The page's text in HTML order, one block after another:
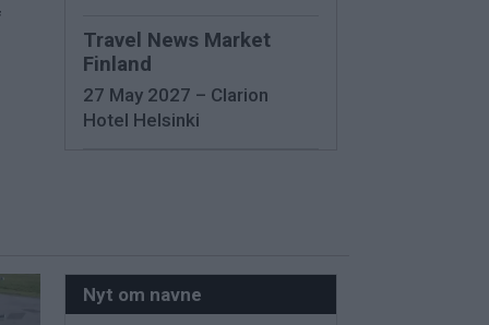
Travel News Market
Finland
27 May 2027 – Clarion
Hotel Helsinki
Nyt om navne